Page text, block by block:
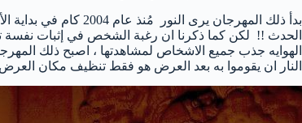
بدأ ذلك المهرجان
الحدث !! لكن كما ذكرنا ان رغبة الشخص في إثبات نفسة
الهوايه جذب جميع الاشخاص لمشاهدتها ، اصبح ذلك
النار ان يقوموا به بعد العرض هو فقط تنظيف مكان